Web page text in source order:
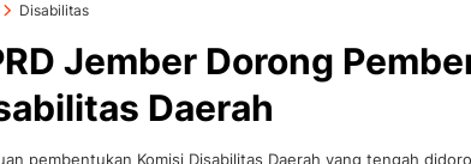
Disabilitas
Jember Dorong
Daerah
pembentukan Komisi Disabilitas Daerah yang tengah